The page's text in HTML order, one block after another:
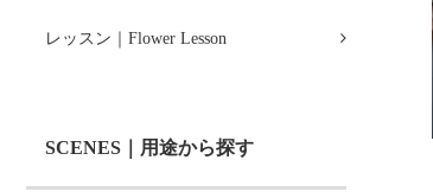
レッスン｜Flower Lesson
SCENES｜用途から探す